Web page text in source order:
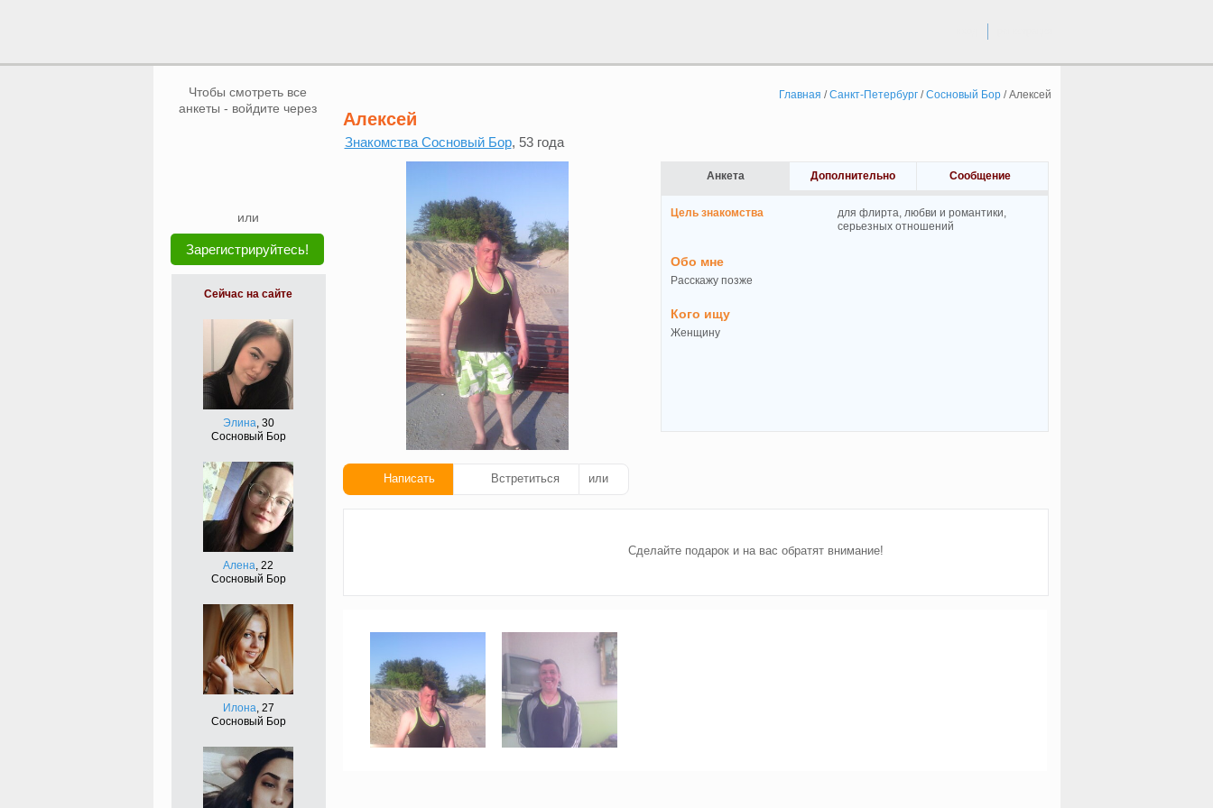
Чтобы смотреть все
анкеты - войдите через
или
Зарегистрируйтесь!
Сейчас на сайте
Элина, 30
Сосновый Бор
Алена, 22
Сосновый Бор
Илона, 27
Сосновый Бор
Главная /Санкт-Петербург/Сосновый Бор/Алексей
Алексей
Знакомства Сосновый Бор, 53 года
Написать Встретиться или
Анкета Дополнительно Сообщение
Цель знакомства
для флирта, любви и романтики,
cерьезных отношений
Обо мне
Расскажу позже
Кого ищу
Женщину
Сделайте подарок и на вас обратят внимание!